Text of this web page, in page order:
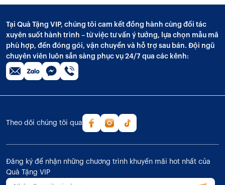
Tại Quà Tặng VIP, chúng tôi cam kết đồng hành cùng đối tác
xuyên suốt hành trình – từ việc tư vấn ý tưởng, lựa chọn mẫu mã
phù hợp, đến đóng gói, vận chuyển và hỗ trợ sau bán. Đội ngũ
chuyên viên luôn sẵn sàng phục vụ 24/7 qua các kênh:
Theo dõi chúng tôi qua
Đăng ký để nhận những chương trình khuyến mãi hot nhất của
Quà Tặng VIP